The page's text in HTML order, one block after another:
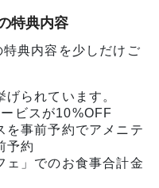
特典内容
典内容を少しだけご
られています。
ビスが10%OFF
を事前予約でアメニテ
予約
ェ」でのお食事合計金